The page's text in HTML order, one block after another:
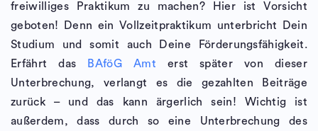
freiwilliges Praktikum zu machen? Hier ist Vorsicht
geboten! Denn ein Vollzeitpraktikum unterbricht Dein
Studium und somit auch Deine Förderungsfähigkeit.
Erfährt das
BAföG Amt erst später von dieser
Unterbrechung, verlangt es die gezahlten Beiträge
zurück – und das kann ärgerlich sein! Wichtig ist
außerdem, dass durch so eine Unterbrechung des